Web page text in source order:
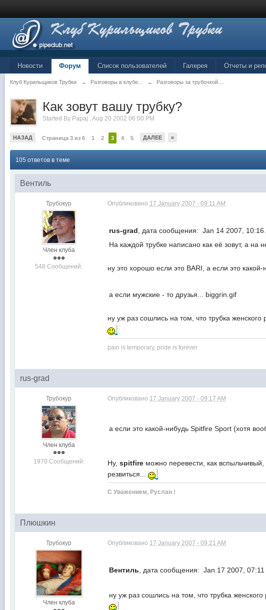
Новости Форум Список пользователей Галерея Отчеты и
Клуб Курильщиков Трубки → Разговоры в клубе... → Разговоры за трубочкой....
Как зовут вашу трубку?
Started By Papaj ,Aug 20 2002 06:00 PM
НАЗАД Страница 3 из 6 1 2 3 4 5 ДАЛЕЕ »
105 ответов в теме
Вентиль
Трубокур
Член клуба
548 Сообщений:
Опубликовано 17 January 2007 - 09:11 AM
rus-grad , дата сообщения: Jan 14 2007, 10:16
На каждой трубке написано как её зовут, а на
ну это хорошо если это BARI, а если это
а если мужские - то друзья... biggrin.gif
ну уж раз сошлись на том, что трубка женского
pain is temporary, pride is forever
rus-grad
Трубокур
Член клуба
1970 Сообщений:
Опубликовано 17 January 2007 - 09:17 AM
а если это какой-нибудь Spitfire Sport (хотя
Ну,spitfire можно перевести, как
резвиться...
С Уважением, Руслан !
Плюшкин
Трубокур
Член клуба
Опубликовано 17 January 2007 - 09:21 AM
Вентиль , дата сообщения: Jan 17 2007, 07:11
ну уж раз сошлись на том, что трубка